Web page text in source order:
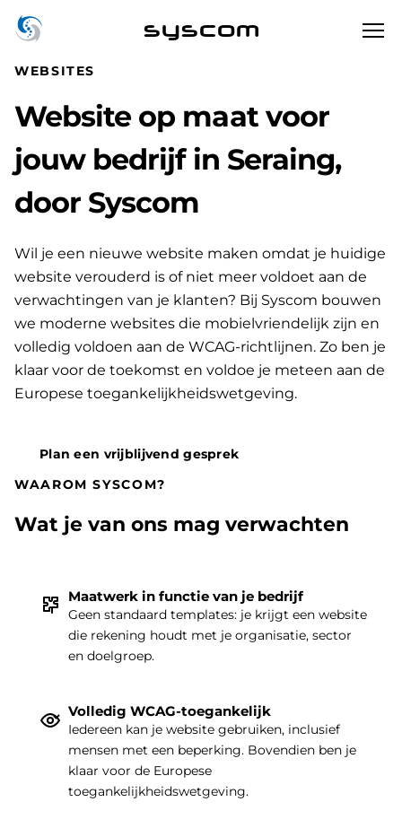
syscom
|
WEBSITES
Website op maat voor
jouw bedrijf in Seraing,
door Syscom
Wil je een nieuwe website maken omdat je huidige
website verouderd is of niet meer voldoet aan de
verwachtingen van je klanten? Bij Syscom bouwen
we moderne websites die mobielvriendelijk zijn en
volledig voldoen aan de WCAG-richtlijnen. Zo ben je
klaar voor de toekomst en voldoe je meteen aan de
Europese toegankelijkheidswetgeving.
Plan een vrijblijvend gesprek
WAAROM SYSCOM?
Wat je van ons mag verwachten
Maatwerk in functie van je bedrijf
Geen standaard templates: je krijgt een website
die rekening houdt met je organisatie, sector
en doelgroep.
Volledig WCAG-toegankelijk
Iedereen kan je website gebruiken, inclusief
mensen met een beperking. Bovendien ben je
klaar voor de Europese
toegankelijkheidswetgeving.